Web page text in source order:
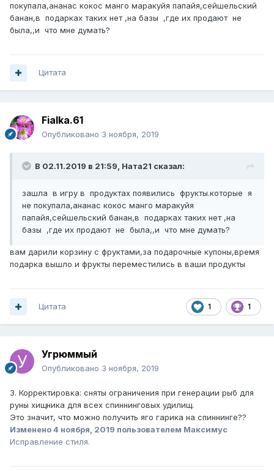
покупала,ананас кокос манго маракуйя папайя,сейшельский
банан,в подарках таких нет ,на базы ,где их продают не
была,,и что мне думать?
Цитата
Fialka.61
Опубликовано 3 ноября, 2019
В 02.11.2019 в 21:59, Ната21 сказал:
зашла в игру в продуктах появились фрукты.которые я
не покупала,ананас кокос манго маракуйя
папайя,сейшельский банан,в подарках таких нет ,на
базы ,где их продают не была,,и что мне думать?
вам дарили корзину с фруктами,за подарочные купоны,время
подарка вышло и фрукты переместились в ваши продукты
1 1
Цитата
Угрюммый
Опубликовано 3 ноября, 2019
3. Корректировка: сняты ограничения при генерации рыб для
руны хищника для всех спиннинговых удилищ.
Это значит, что можно получить яго гарика на спиннинге??
Изменено4 ноября, 2019 пользователем Максимус
Исправление стиля.